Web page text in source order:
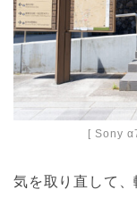
[ Sony
気を取り直して